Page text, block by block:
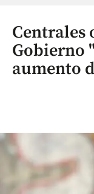
Centrales
Gobierno
aumento